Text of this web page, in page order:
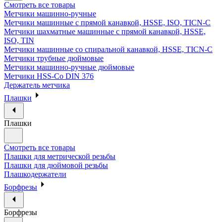
Смотреть все товары
Метчики машинно-ручные
Метчики машинные с прямой канавкой, HSSE, ISO, TICN-C
Метчики шахматные машинные с прямой канавкой, HSSE,
ISO, TIN
Метчики машинные со спиральной канавкой, HSSE, TICN-C
Метчики трубные дюймовые
Метчики машинно-ручные дюймовые
Метчики HSS-Co DIN 376
Держатель метчика
Плашки
Плашки
Смотреть все товары
Плашки для метрической резьбы
Плашки для дюймовой резьбы
Плашкодержатели
Борфрезы
Борфрезы